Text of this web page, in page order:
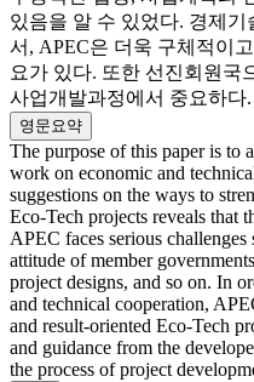
있음을 알 수 있었다. 경제
서, APEC은 더욱 구체적이
요가 있다. 또한 선진회원국
사업개발과정에서 중요하다.
영문요약
The purpose of this paper is to
work on economic and
suggestions on the ways to
Eco-Tech projects reveals that
APEC faces serious
attitude of member
project designs, and so on. In
and technical cooperation,
and result-oriented Eco-Tech
and guidance from the
the process of project